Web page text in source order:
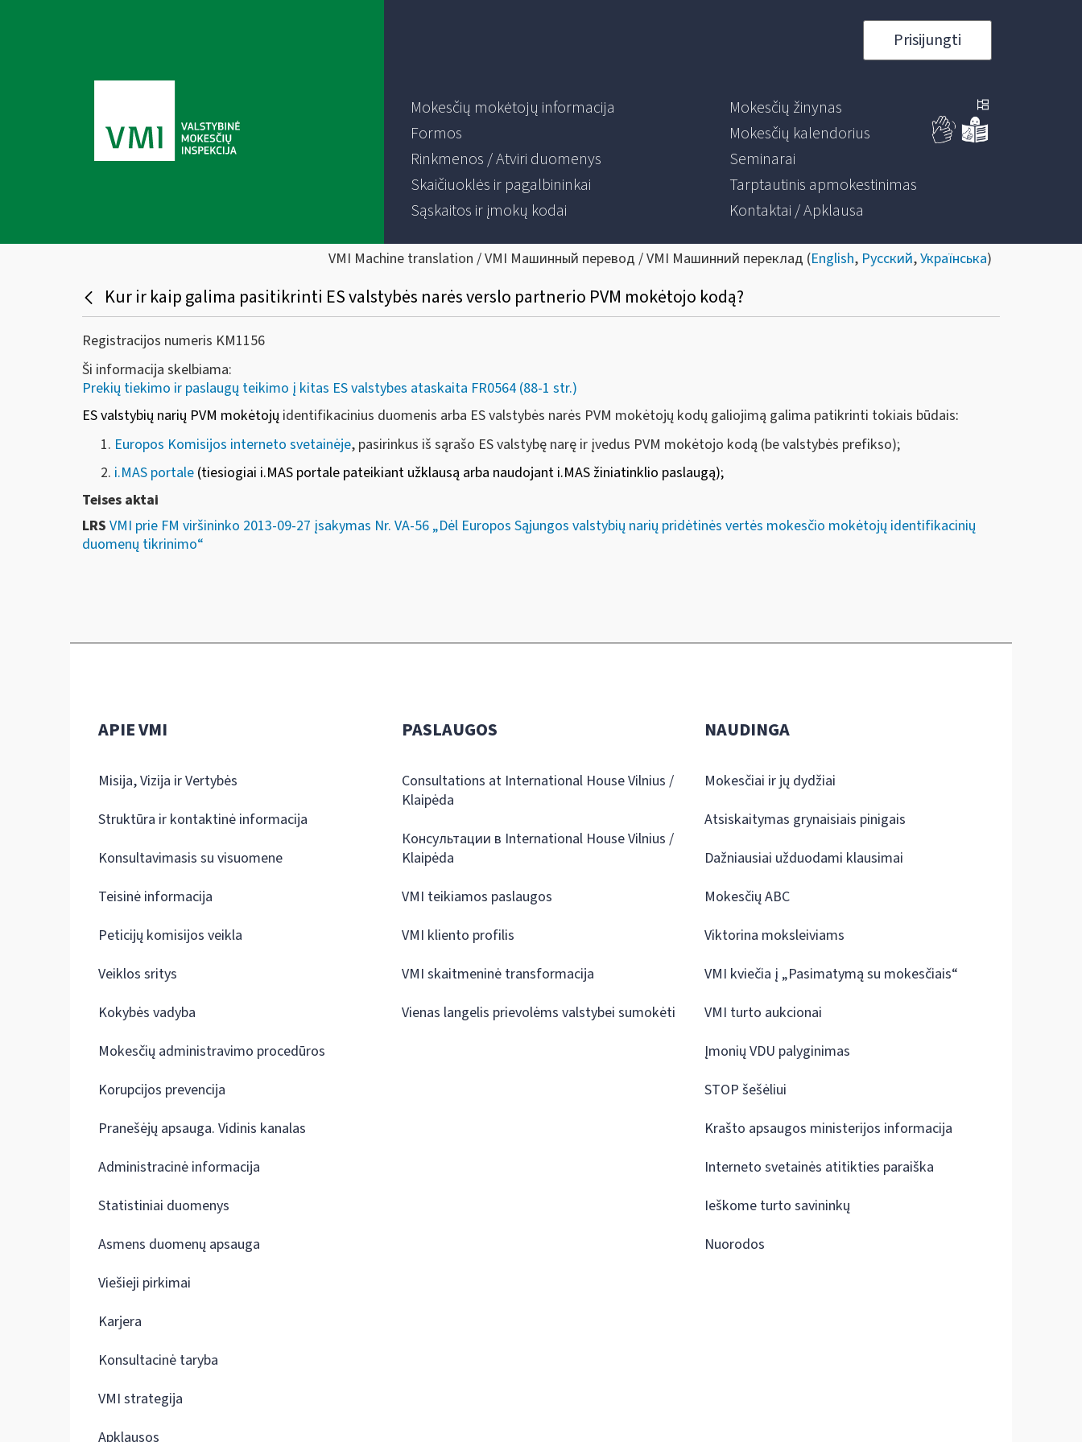
Prisijungti
Mokesčių mokėtojų informacija
Formos
Rinkmenos / Atviri duomenys
Skaičiuoklės ir pagalbininkai
Sąskaitos ir įmokų kodai
Mokesčių žinynas
Mokesčių kalendorius
Seminarai
Tarptautinis apmokestinimas
Kontaktai / Apklausa
VMI Machine translation / VMI Машинный перевод / VMI Машинний переклад (English, Русский,Українська)
Kur ir kaip galima pasitikrinti ES valstybės narės verslo partnerio PVM mokėtojo kodą?
Registracijos numeris KM1156
Ši informacija skelbiama:
Prekių tiekimo ir paslaugų teikimo į kitas ES valstybes ataskaita FR0564 (88-1 str.)
ES valstybių narių PVM mokėtojų identifikacinius duomenis arba ES valstybės narės PVM mokėtojų kodų galiojimą galima patikrinti tokiais būdais:
Europos Komisijos interneto svetainėje, pasirinkus iš sąrašo ES valstybę narę ir įvedus PVM mokėtojo kodą (be valstybės prefikso);
i.MAS portale (tiesiogiai i.MAS portale pateikiant užklausą arba naudojant i.MAS žiniatinklio paslaugą);
Teises aktai
LRS VMI prie FM viršininko 2013-09-27 įsakymas Nr. VA-56 „Dėl Europos Sąjungos valstybių narių pridėtinės vertės mokesčio mokėtojų identifikacinių
duomenų tikrinimo“
APIE VMI
Misija, Vizija ir Vertybės
Struktūra ir kontaktinė informacija
Konsultavimasis su visuomene
Teisinė informacija
Peticijų komisijos veikla
Veiklos sritys
Kokybės vadyba
Mokesčių administravimo procedūros
Korupcijos prevencija
Pranešėjų apsauga. Vidinis kanalas
Administracinė informacija
Statistiniai duomenys
Asmens duomenų apsauga
Viešieji pirkimai
Karjera
Konsultacinė taryba
VMI strategija
Apklausos
PASLAUGOS
Consultations at International House Vilnius /
Klaipėda
Консультации в International House Vilnius /
Klaipėda
VMI teikiamos paslaugos
VMI kliento profilis
VMI skaitmeninė transformacija
Vienas langelis prievolėms valstybei sumokėti
NAUDINGA
Mokesčiai ir jų dydžiai
Atsiskaitymas grynaisiais pinigais
Dažniausiai užduodami klausimai
Mokesčių ABC
Viktorina moksleiviams
VMI kviečia į „Pasimatymą su mokesčiais“
VMI turto aukcionai
Įmonių VDU palyginimas
STOP šešėliui
Krašto apsaugos ministerijos informacija
Interneto svetainės atitikties paraiška
Ieškome turto savininkų
Nuorodos